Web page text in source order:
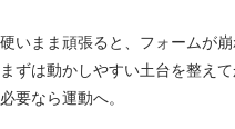
硬いまま頑張ると、フォームが崩
まずは動かしやすい土台を整えて
必要なら運動へ。